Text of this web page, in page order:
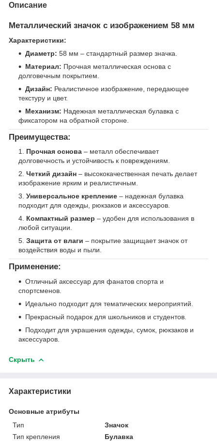
Описание
Металлический значок с изображением 58 мм
Характеристики:
Диаметр: 58 мм – стандартный размер значка.
Материал: Прочная металлическая основа с
долговечным покрытием.
Дизайн: Реалистичное изображение, передающее
текстуру и цвет.
Механизм: Надежная металлическая булавка с
фиксатором на обратной стороне.
Преимущества:
Прочная основа – металл обеспечивает
долговечность и устойчивость к повреждениям.
Четкий дизайн – высококачественная печать делает
изображение ярким и реалистичным.
Универсальное крепление – надежная булавка
подходит для одежды, рюкзаков и аксессуаров.
Компактный размер – удобен для использования в
любой ситуации.
Защита от влаги – покрытие защищает значок от
воздействия воды и пыли.
Применение:
Отличный аксессуар для фанатов спорта и
спортсменов.
Идеально подходит для тематических мероприятий.
Прекрасный подарок для школьников и студентов.
Подходит для украшения одежды, сумок, рюкзаков и
аксессуаров.
Скрыть
Характеристики
Основные атрибуты
Тип
Значок
Тип крепления
Булавка